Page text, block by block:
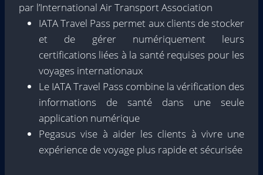
par l’International Air Transport Association
IATA Travel Pass permet aux clients de stocker
et de gérer numériquement leurs
certifications liées à la santé requises pour les
voyages internationaux
Le IATA Travel Pass combine la vérification des
informations de santé dans une seule
application numérique
Pegasus vise à aider les clients à vivre une
expérience de voyage plus rapide et sécurisée